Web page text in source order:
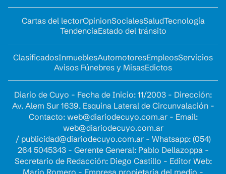
Cartas del lectorOpinionSocialesSaludTecnología
TendenciaEstado del tránsito
ClasificadosInmueblesAutomotoresEmpleosServicios
Avisos Fúnebres y MisasEdictos
Diario de Cuyo - Fecha de Inicio: 11/2003 - Dirección:
Av. Alem Sur 1639. Esquina Lateral de Circunvalación -
Contacto: web@diariodecuyo.com.ar- Email:
web@diariodecuyo.com.ar
/ publicidad@diariodecuyo.com.ar- Whatsapp: (054)
264 5045343 - Gerente General: Pablo Dellazoppa -
Secretario de Redacción: Diego Castillo - Editor Web: